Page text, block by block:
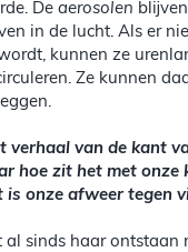
De aerosolen
in de lucht. Als er
kunnen ze
Ze kunnen
verhaal van de kant
hoe zit het met onze
is onze afweer tegen
al sinds haar ontstaan